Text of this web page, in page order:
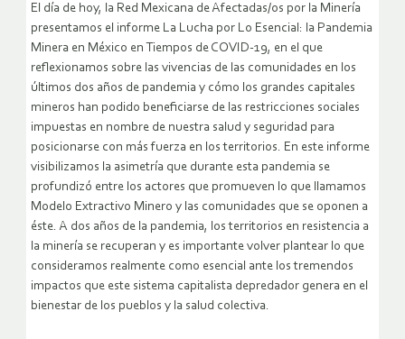
El día de hoy, la Red Mexicana de Afectadas/os por la Minería
presentamos el informe La Lucha por Lo Esencial: la Pandemia
Minera en México en Tiempos de COVID-19, en el que
reflexionamos sobre las vivencias de las comunidades en los
últimos dos años de pandemia y cómo los grandes capitales
mineros han podido beneficiarse de las restricciones sociales
impuestas en nombre de nuestra salud y seguridad para
posicionarse con más fuerza en los territorios. En este informe
visibilizamos la asimetría que durante esta pandemia se
profundizó entre los actores que promueven lo que llamamos
Modelo Extractivo Minero y las comunidades que se oponen a
éste. A dos años de la pandemia, los territorios en resistencia a
la minería se recuperan y es importante volver plantear lo que
consideramos realmente como esencial ante los tremendos
impactos que este sistema capitalista depredador genera en el
bienestar de los pueblos y la salud colectiva.